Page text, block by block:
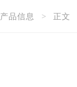
产品信息 > 正文